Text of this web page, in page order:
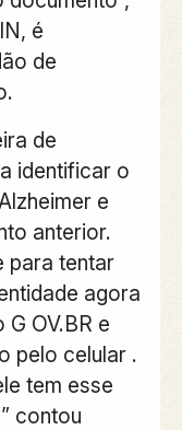
é
de
de
identificar o
e
anterior.
para tentar
agora
OV.BR e
pelo celular .
tem esse
contou